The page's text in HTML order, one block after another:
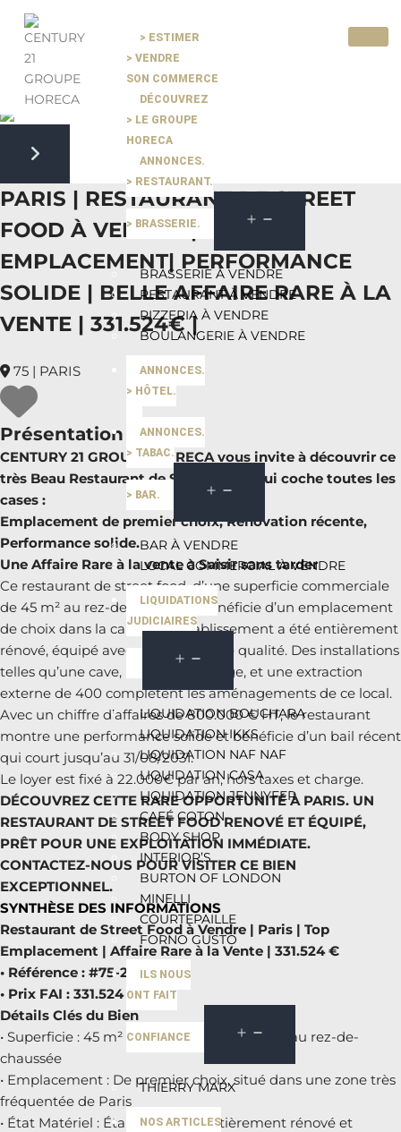
> ESTIMER
> VENDRE
SON COMMERCE
DÉCOUVREZ
> LE GROUPE
HORECA
ANNONCES.
> RESTAURANT.
> BRASSERIE.
BRASSERIE À VENDRE
RESTAURANT À VENDRE
PIZZERIA À VENDRE
BOULANGERIE À VENDRE
ANNONCES.
> HÔTEL.
ANNONCES.
> TABAC.
> BAR.
BAR À VENDRE
LOCAL COMMERCIAL À VENDRE
LIQUIDATIONS
JUDICIAIRES
LIQUIDATION BOUCHARA
LIQUIDATION IKKS
LIQUIDATION NAF NAF
LIQUIDATION CASA
LIQUIDATION JENNYFER
CAFÉ COTON
BODY SHOP
INTERIOR’S
BURTON OF LONDON
MINELLI
COURTEPAILLE
FORNO GUSTO
ILS NOUS
ONT FAIT
CONFIANCE
THIERRY MARX
NOS ARTICLES
Pause slide rotation
Resume slide rotation
Previous slide
Next slide
PARIS | RESTAURANT DE STREET
FOOD À VENDRE | TOP
EMPLACEMENT| PERFORMANCE
SOLIDE | BELLE AFFAIRE RARE À LA
VENTE | 331.524€ |
75 | PARIS
Présentation du bien
CENTURY 21 GROUPE HORECA vous invite à découvrir ce
très Beau Restaurant de Street Food qui coche toutes les
cases :
Emplacement de premier choix, Rénovation récente,
Performance solide.
Une Affaire Rare à la vente à Saisir sans tarder
Ce restaurant de street food, d’une superficie commerciale
de 45 m² au rez-de-chaussée, bénéficie d’un emplacement
de choix dans la capitale. L’établissement a été entièrement
rénové, équipé avec du matériel de qualité. Des installations
telles qu’une cave, un monte-charge, et une extraction
externe de 400 complètent les aménagements de ce local.
Avec un chiffre d’affaires de 800.000 € HT, le restaurant
montre une performance solide et bénéficie d’un bail récent
qui court jusqu’au 31/08/2031.
Le loyer est fixé à 22.000€ par an, hors taxes et charge.
DÉCOUVREZ CETTE RARE OPPORTUNITÉ À PARIS. UN
RESTAURANT DE STREET FOOD RENOVÉ ET ÉQUIPÉ,
PRÊT POUR UNE EXPLOITATION IMMÉDIATE.
CONTACTEZ-NOUS POUR VISITER CE BIEN
EXCEPTIONNEL.
SYNTHÈSE DES INFORMATIONS
Restaurant de Street Food à Vendre | Paris | Top
Emplacement | Affaire Rare à la Vente | 331.524 €
• Référence : #75-221970
• Prix FAI : 331.524 €
Détails Clés du Bien
• Superficie : 45 m² de surface commerciale au rez-de-
chaussée
• Emplacement : De premier choix, situé dans une zone très
fréquentée de Paris
• État Matériel : Établissement entièrement rénové et